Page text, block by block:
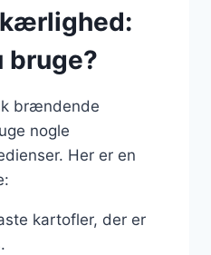
bruge?
brændende
nogle
Her er en
kartofler, der er